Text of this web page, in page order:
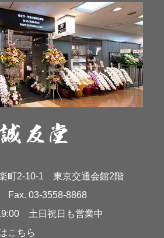
町2-10-1 東京交通会館2階
Fax. 03-3558-8868
土日祝日も営業中
こちら